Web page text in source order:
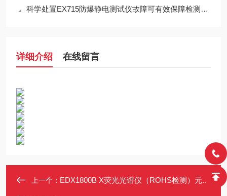
科学处置EX715防爆静电测试仪故障可有效保障检测工作正常开展
详细介绍 在线留言
上一个： EDX1800B X荧光光谱仪（ROHS检测）元素分析从s到U